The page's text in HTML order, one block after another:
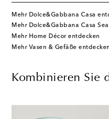
Mehr Dolce&Gabbana Casa
Mehr Dolce&Gabbana Casa
Mehr Home Décor entdecken
Mehr Vasen & Gefäße entdecken
Kombinieren Sie